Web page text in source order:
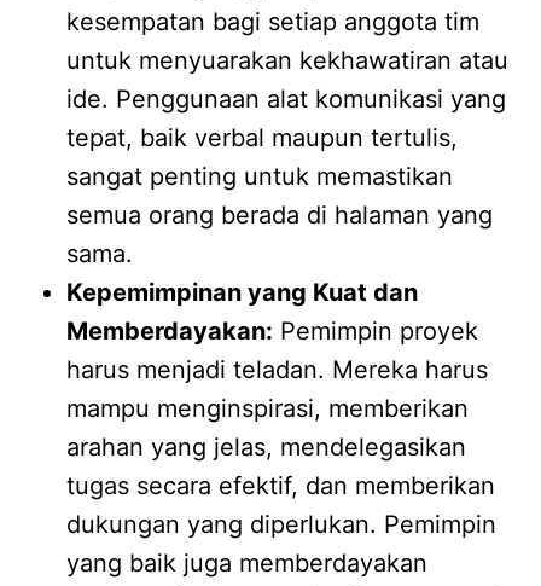
kesempatan bagi setiap anggota tim
untuk menyuarakan kekhawatiran atau
ide. Penggunaan alat komunikasi yang
tepat, baik verbal maupun tertulis,
sangat penting untuk memastikan
semua orang berada di halaman yang
sama.
Kepemimpinan yang Kuat dan
Memberdayakan: Pemimpin proyek
harus menjadi teladan. Mereka harus
mampu menginspirasi, memberikan
arahan yang jelas, mendelegasikan
tugas secara efektif, dan memberikan
dukungan yang diperlukan. Pemimpin
yang baik juga memberdayakan